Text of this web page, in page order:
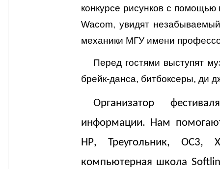
конкурсе рисунков с помощью
Wacom, увидят
механики МГУ имени
Перед гостями выступят
брейк-данса, битбоксеры, ди
Организатор
информации. Нам
HP, Треугольник, ОС3,
компьютерная школа